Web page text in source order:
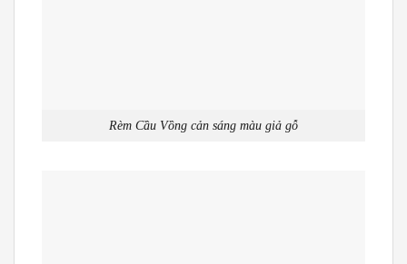
Rèm Cầu Vồng cản sáng màu giả gỗ